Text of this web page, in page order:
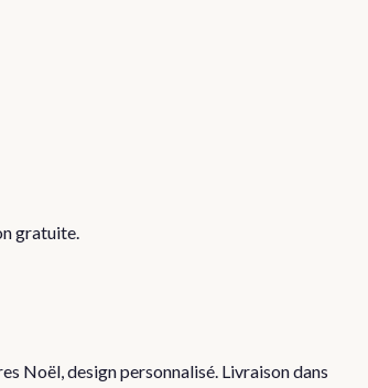
gratuite.
Noël, design personnalisé. Livraison dans